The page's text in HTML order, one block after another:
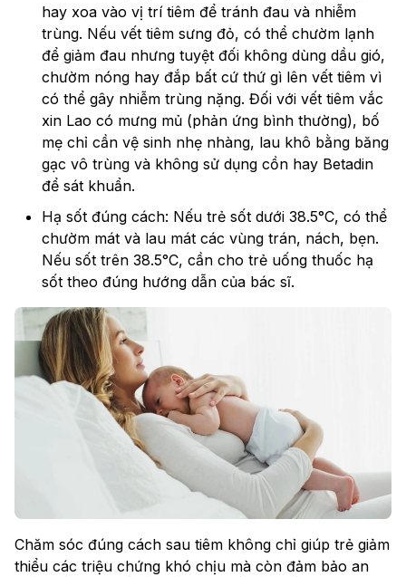
hay xoa vào vị trí tiêm để tránh đau và nhiễm
trùng. Nếu vết tiêm sưng đỏ, có thể chườm lạnh
để giảm đau nhưng tuyệt đối không dùng dầu gió,
chườm nóng hay đắp bất cứ thứ gì lên vết tiêm vì
có thể gây nhiễm trùng nặng. Đối với vết tiêm vắc
xin Lao có mưng mủ (phản ứng bình thường), bố
mẹ chỉ cần vệ sinh nhẹ nhàng, lau khô bằng băng
gạc vô trùng và không sử dụng cồn hay Betadin
để sát khuẩn.
Hạ sốt đúng cách: Nếu trẻ sốt dưới 38.5°C, có thể
chườm mát và lau mát các vùng trán, nách, bẹn.
Nếu sốt trên 38.5°C, cần cho trẻ uống thuốc hạ
sốt theo đúng hướng dẫn của bác sĩ.
Chăm sóc đúng cách sau tiêm không chỉ giúp trẻ giảm
thiểu các triệu chứng khó chịu mà còn đảm bảo an